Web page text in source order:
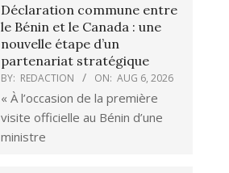
Déclaration commune entre
le Bénin et le Canada : une
nouvelle étape d’un
partenariat stratégique
BY: REDACTION ON: AUG 6, 2026
« À l’occasion de la première
visite officielle au Bénin d’une
ministre